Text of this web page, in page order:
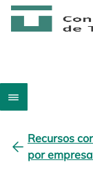
Recursos
por